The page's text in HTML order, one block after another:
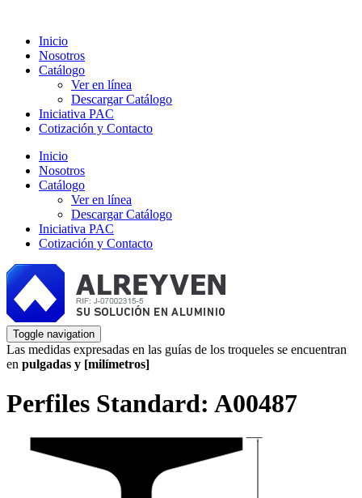
Inicio
Nosotros
Catálogo
Ver en línea
Descargar Catálogo
Iniciativa PAC
Cotización y Contacto
Inicio
Nosotros
Catálogo
Ver en línea
Descargar Catálogo
Iniciativa PAC
Cotización y Contacto
Toggle navigation
Las medidas expresadas en las guías de los troqueles se encuentran
en pulgadas y [milímetros]
Perfiles Standard: A00487